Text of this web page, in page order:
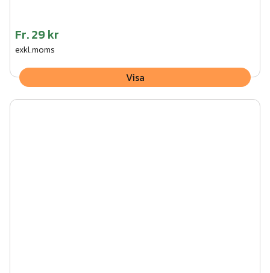
Fr.29 kr
exkl.moms
Visa